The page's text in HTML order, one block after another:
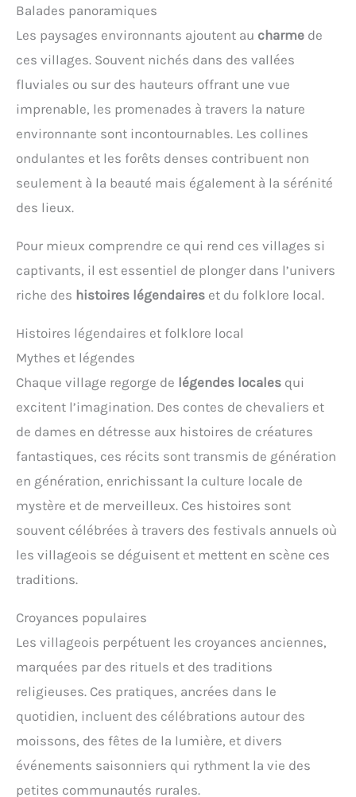
Balades panoramiques
Les paysages environnants ajoutent au charme de
ces villages. Souvent nichés dans des vallées
fluviales ou sur des hauteurs offrant une vue
imprenable, les promenades à travers la nature
environnante sont incontournables. Les collines
ondulantes et les forêts denses contribuent non
seulement à la beauté mais également à la sérénité
des lieux.
Pour mieux comprendre ce qui rend ces villages si
captivants, il est essentiel de plonger dans l’univers
riche des histoires légendaires et du folklore local.
Histoires légendaires et folklore local
Mythes et légendes
Chaque village regorge de légendes locales qui
excitent l’imagination. Des contes de chevaliers et
de dames en détresse aux histoires de créatures
fantastiques, ces récits sont transmis de génération
en génération, enrichissant la culture locale de
mystère et de merveilleux. Ces histoires sont
souvent célébrées à travers des festivals annuels où
les villageois se déguisent et mettent en scène ces
traditions.
Croyances populaires
Les villageois perpétuent les croyances anciennes,
marquées par des rituels et des traditions
religieuses. Ces pratiques, ancrées dans le
quotidien, incluent des célébrations autour des
moissons, des fêtes de la lumière, et divers
événements saisonniers qui rythment la vie des
petites communautés rurales.